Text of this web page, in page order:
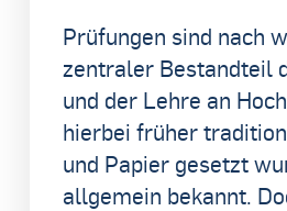
Prüfungen sind nach
zentraler Bestandteil
und der Lehre an
hierbei früher
und Papier gesetzt
allgemein bekannt.